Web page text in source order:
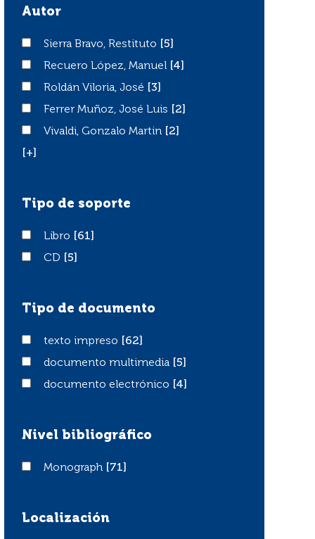
Autor
Sierra Bravo, Restituto
Sierra Bravo, Restituto
[5]
Recuero López, Manuel
Recuero López, Manuel
[4]
Roldán Viloria, José
Roldán Viloria, José
[3]
Ferrer Muñoz, José Luis
Ferrer Muñoz, José Luis
[2]
Vivaldi, Gonzalo Martin
Vivaldi, Gonzalo Martin
[2]
[+]
Tipo de soporte
LibroLibro
[61]
CD
CD [5]
Tipo de documento
texto impreso
texto impreso
[62]
documento multimedia
documento multimedia
[5]
documento electrónico
documento electrónico [4]
Nivel bibliográfico
Monograph
Monograph [71]
Localización